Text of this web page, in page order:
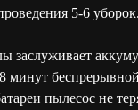
5-6 уборок.
заслуживает
минут
пылесос не